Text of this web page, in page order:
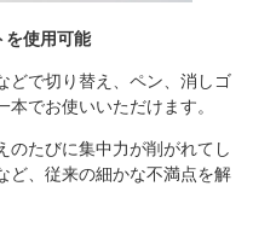
使用可能
どで切り替え、ペン、消しゴ
でお使いいただけます。
のたびに集中力が削がれてし
ど、従来の細かな不満点を解